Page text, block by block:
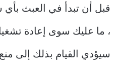
قبل أن تبدأ في العبث
، ما عليك سوى إعادة
سيؤدي القيام بذلك إلى